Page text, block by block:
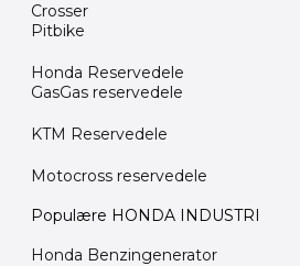
Crosser
Pitbike
Honda Reservedele
GasGas reservedele
KTM Reservedele
Motocross reservedele
Populære HONDA INDUSTRI
Honda Benzingenerator